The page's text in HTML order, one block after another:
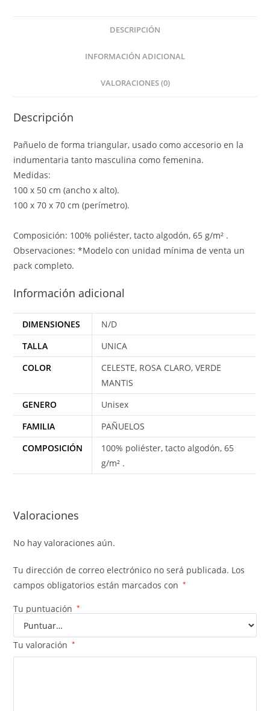
DESCRIPCIÓN
INFORMACIÓN ADICIONAL
VALORACIONES (0)
Descripción
Pañuelo de forma triangular, usado como accesorio en la
indumentaria tanto masculina como femenina.
Medidas:
100 x 50 cm (ancho x alto).
100 x 70 x 70 cm (perímetro).
Composición: 100% poliéster, tacto algodón, 65 g/m² .
Observaciones: *Modelo con unidad mínima de venta un
pack completo.
Información adicional
DIMENSIONES
N/D
TALLA
UNICA
COLOR
CELESTE, ROSA CLARO, VERDE
MANTIS
GENERO
Unisex
FAMILIA
PAÑUELOS
COMPOSICIÓN
100% poliéster, tacto algodón, 65
g/m² .
Valoraciones
No hay valoraciones aún.
Tu dirección de correo electrónico no será publicada. Los
campos obligatorios están marcados con
*
Tu puntuación *
Tu valoración *